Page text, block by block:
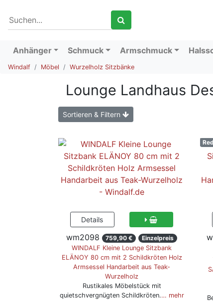
Anhänger Schmuck Armschmuck
Windalf Möbel Wurzelholz Sitzbänke
Lounge Landhaus
Sortieren & Filtern
wm2098 759,90 €
Einzelpreis
WINDALF Kleine Lounge Sitzbank
ELÄNOY 80 cm mit 2 Schildkröten Holz
Armsessel Handarbeit aus Teak-
Wurzelholz
Rustikales Möbelstück mit
quietschvergnügten Schildkröten.… mehr